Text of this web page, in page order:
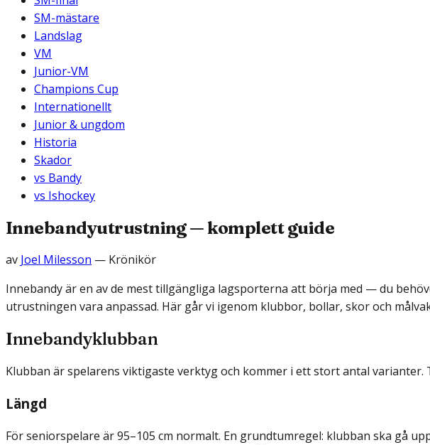
SM-mästare
Landslag
VM
Junior-VM
Champions Cup
Internationellt
Junior & ungdom
Historia
Skador
vs Bandy
vs Ishockey
Innebandyutrustning — komplett guide
av Joel Milesson — Krönikör
Innebandy är en av de mest tillgängliga lagsporterna att börja med — du
utrustningen vara anpassad. Här går vi igenom klubbor, bollar, skor och
Innebandyklubban
Klubban är spelarens viktigaste verktyg och kommer i ett stort antal varianter.
Längd
För senior­spelare är 95–105 cm normalt. En grundtumregel: klubban ska gå